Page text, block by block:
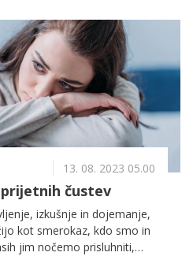
notranje moči, da bomo
"To je izguba, ki presega
dele srca. Srca, ki so
hiše. Ki izpod gor blata
dela, odrekanj in sanj, ki
razlaga psihologinja
13. 08. 2023 05.00
čustev
izkušnje in dojemanje,
kot smerokaz, kdo smo in
jim nočemo prisluhniti,